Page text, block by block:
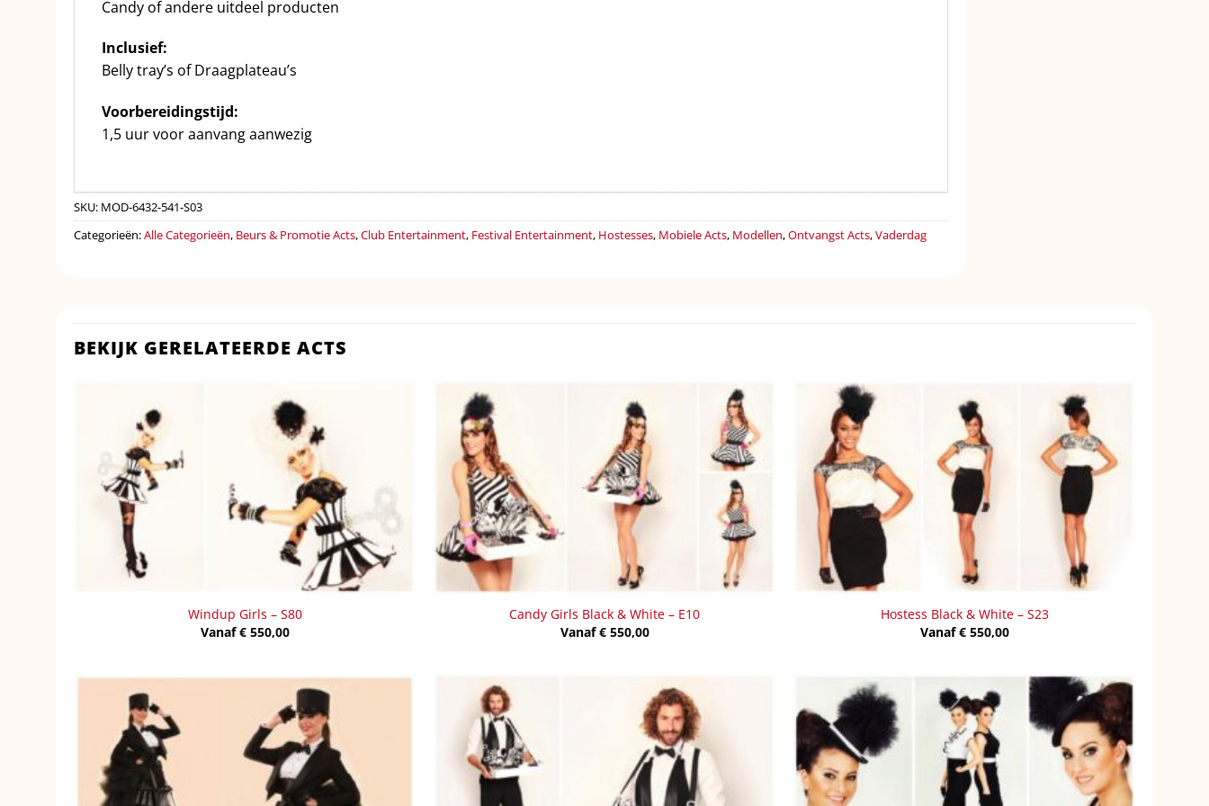
Candy of andere uitdeel producten
Inclusief:
Belly tray’s of Draagplateau’s
Voorbereidingstijd:
1,5 uur voor aanvang aanwezig
SKU: MOD-6432-541-S03
Categorieën:Alle Categorieën, Beurs & Promotie Acts,Club Entertainment, Festival Entertainment, Hostesses, Mobiele Acts, Modellen,Ontvangst Acts,Vaderdag
BEKIJK GERELATEERDE ACTS
Windup Girls – S80
Vanaf€550,00
Candy Girls Black & White – E10
Vanaf€550,00
Hostess Black & White – S23
Vanaf€550,00